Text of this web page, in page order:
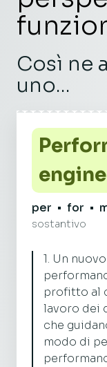
Così ne
uno...
per • for •
sostantivo
1. Un
profitto al
lavoro dei
che
modo di